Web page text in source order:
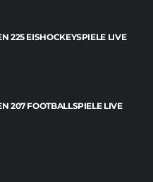
225 EISHOCKEYSPIELE LIVE
207 FOOTBALLSPIELE LIVE